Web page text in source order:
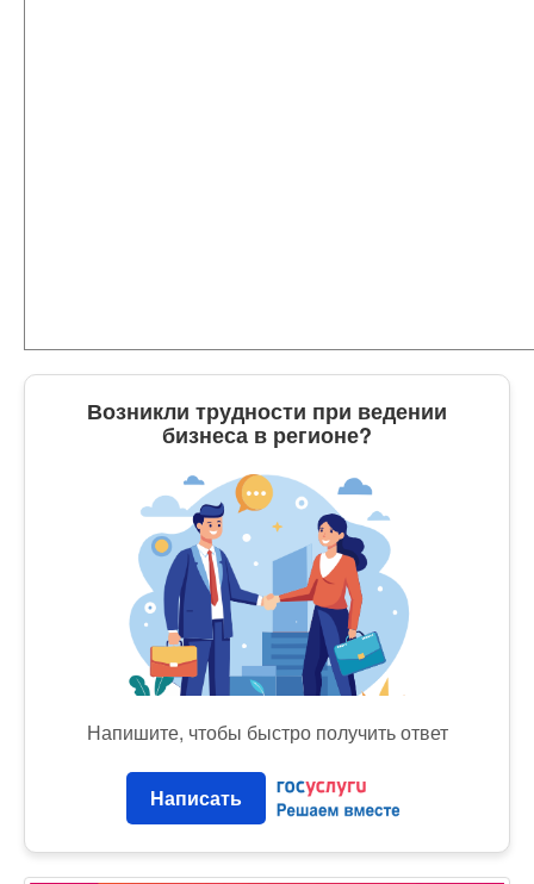
Возникли трудности при ведении
бизнеса в регионе?
Напишите, чтобы быстро получить ответ
Написать